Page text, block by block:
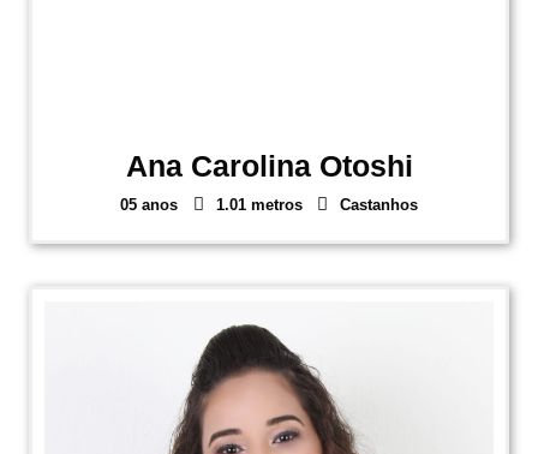
Ana Carolina Otoshi
05 anos 1.01 metros Castanhos